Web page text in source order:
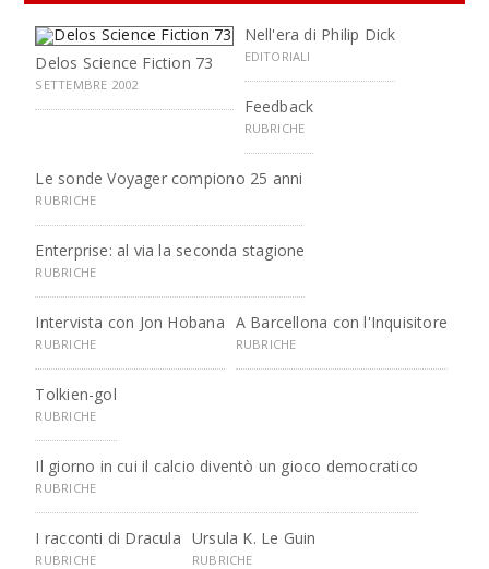
Delos Science Fiction 73
SETTEMBRE 2002
Nell'era di Philip Dick
EDITORIALI
Feedback
RUBRICHE
Le sonde Voyager compiono 25 anni
RUBRICHE
Enterprise: al via la seconda stagione
RUBRICHE
Intervista con Jon Hobana
RUBRICHE
A Barcellona con l'Inquisitore
RUBRICHE
Tolkien-gol
RUBRICHE
Il giorno in cui il calcio diventò un gioco democratico
RUBRICHE
I racconti di Dracula
RUBRICHE
Ursula K. Le Guin
RUBRICHE